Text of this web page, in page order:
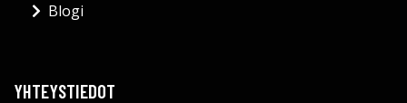
Blogi
YHTEYSTIEDOT